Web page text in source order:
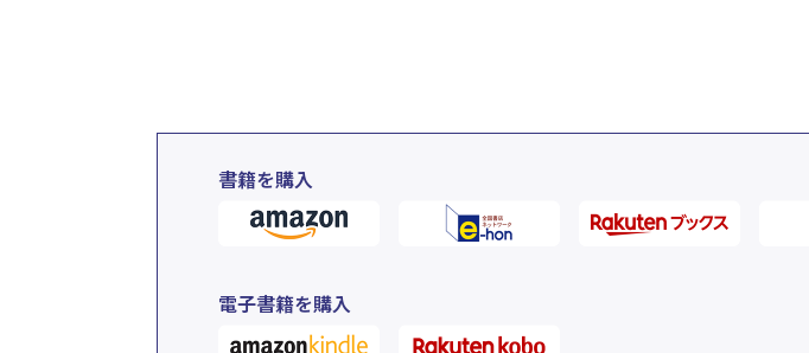
書籍を購入
電子書籍を購入